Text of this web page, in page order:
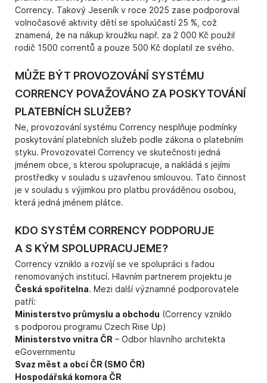
Corrency. Takový Jeseník v roce 2025 zase podporoval
volnočasové aktivity dětí se spoluúčastí 25 %, což
znamená, že na nákup kroužku např. za 2 000 Kč použil
rodič 1500 correntů a pouze 500 Kč doplatil ze svého.
MŮŽE BÝT PROVOZOVÁNÍ SYSTÉMU
CORRENCY POVAŽOVÁNO ZA POSKYTOVÁNÍ
PLATEBNÍCH SLUŽEB?
Ne, provozování systému Corrency nesplňuje podmínky
poskytování platebních služeb podle zákona o platebním
styku. Provozovatel Corrency ve skutečnosti jedná
jménem obce, s kterou spolupracuje, a nakládá s jejími
prostředky v souladu s uzavřenou smlouvou. Tato činnost
je v souladu s výjimkou pro platbu prováděnou osobou,
která jedná jménem plátce.
KDO SYSTÉM CORRENCY PODPORUJE
A S KÝM SPOLUPRACUJEME?
Corrency vzniklo a rozvíjí se ve spolupráci s řadou
renomovaných institucí. Hlavním partnerem projektu je
Česká spořitelna. Mezi další významné podporovatele
patří:
Ministerstvo průmyslu a obchodu (Corrency vzniklo
s podporou programu Czech Rise Up)
Ministerstvo vnitra ČR – Odbor hlavního architekta
eGovernmentu
Svaz měst a obcí ČR (SMO ČR)
Hospodářská komora ČR